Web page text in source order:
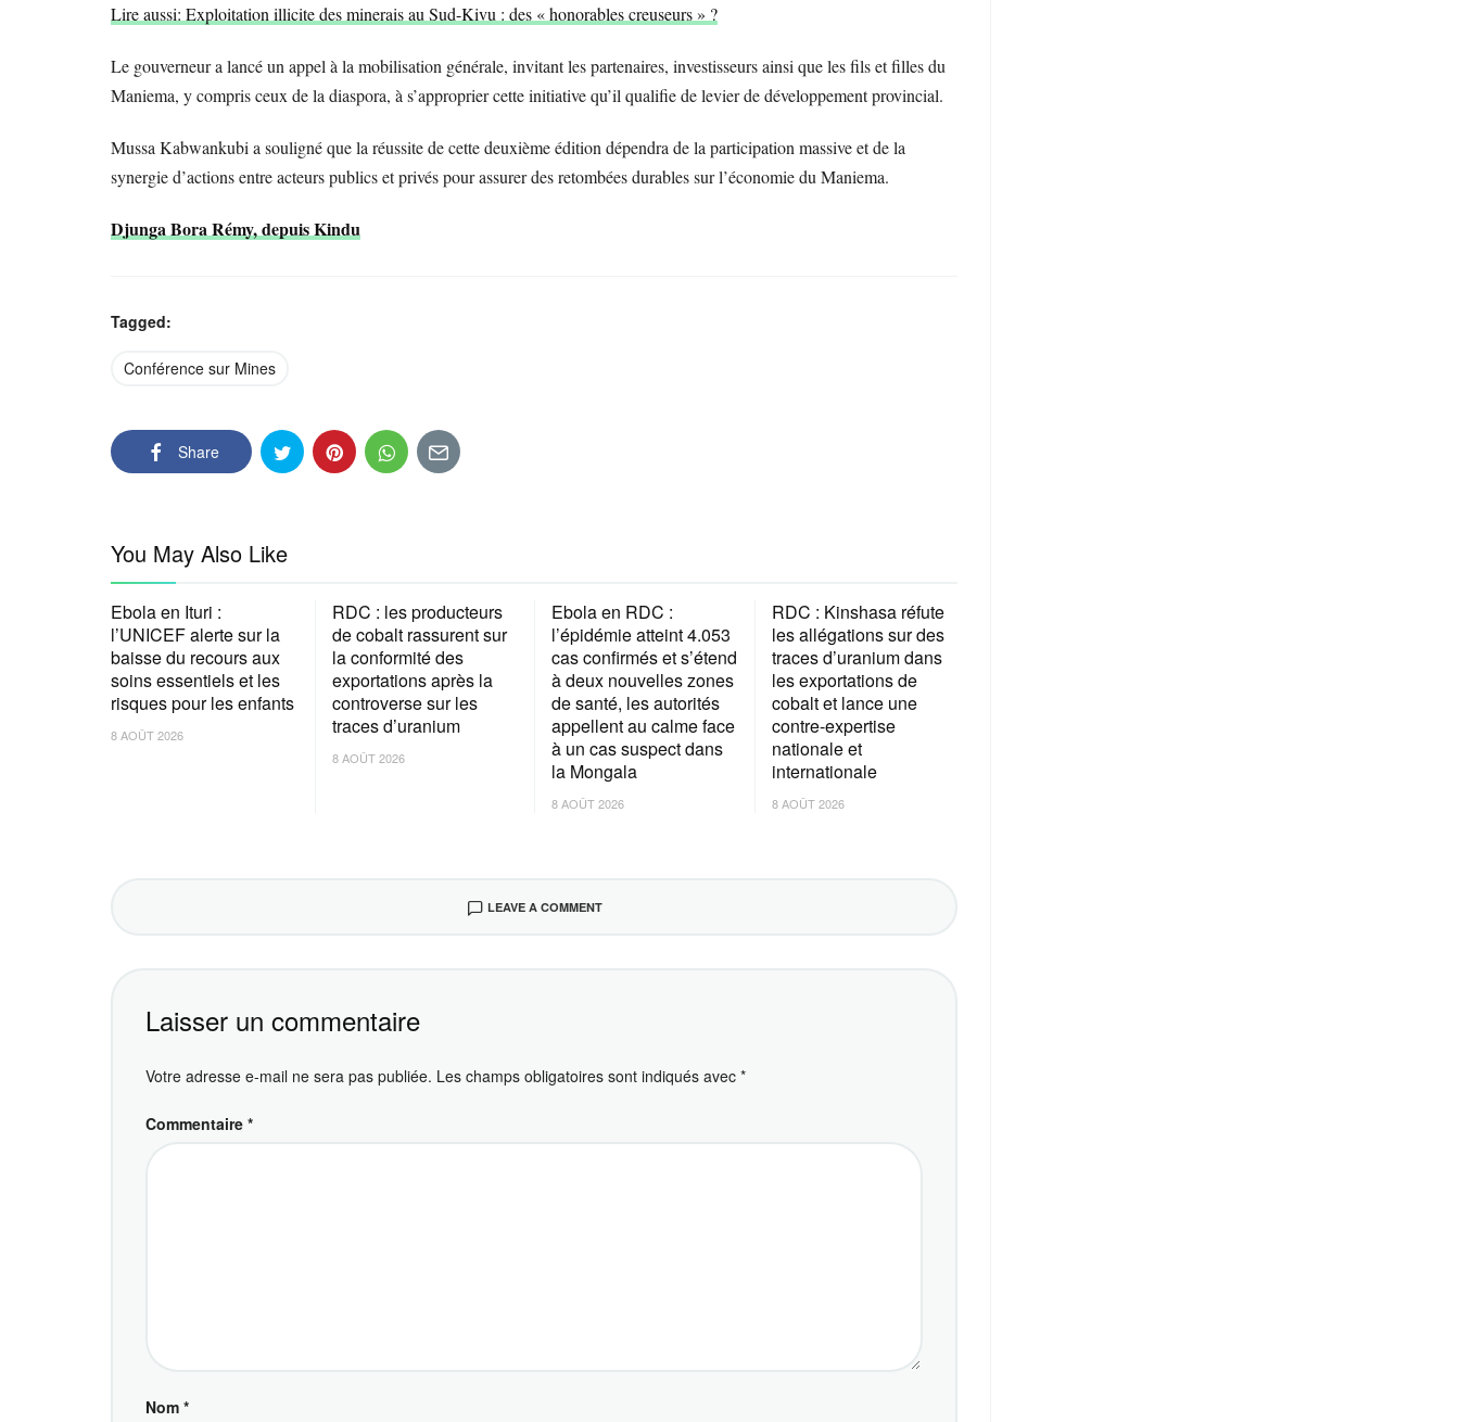
Lire aussi: Exploitation illicite des minerais au Sud-Kivu : des « honorables creuseurs » ?
Le gouverneur a lancé un appel à la mobilisation générale, invitant les partenaires, investisseurs ainsi que les fils et filles du
Maniema, y compris ceux de la diaspora, à s’approprier cette initiative qu’il qualifie de levier de développement provincial.
Mussa Kabwankubi a souligné que la réussite de cette deuxième édition dépendra de la participation massive et de la
synergie d’actions entre acteurs publics et privés pour assurer des retombées durables sur l’économie du Maniema.
Djunga Bora Rémy, depuis Kindu
Tagged:
Conférence sur Mines
Share
You May Also Like
Ebola en Ituri :
l’UNICEF alerte sur la
baisse du recours aux
soins essentiels et les
risques pour les enfants
8 AOÛT 2026
RDC : les producteurs
de cobalt rassurent sur
la conformité des
exportations après la
controverse sur les
traces d’uranium
8 AOÛT 2026
Ebola en RDC :
l’épidémie atteint 4.053
cas confirmés et s’étend
à deux nouvelles zones
de santé, les autorités
appellent au calme face
à un cas suspect dans
la Mongala
8 AOÛT 2026
RDC : Kinshasa réfute
les allégations sur des
traces d’uranium dans
les exportations de
cobalt et lance une
contre-expertise
nationale et
internationale
8 AOÛT 2026
LEAVE A COMMENT
Laisser un commentaire
Votre adresse e-mail ne sera pas publiée. Les champs obligatoires sont indiqués avec *
Commentaire *
Nom *